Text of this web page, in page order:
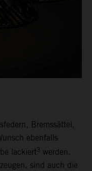
Bremssättel,
ebenfalls
lackiert3 werden.
sind auch die